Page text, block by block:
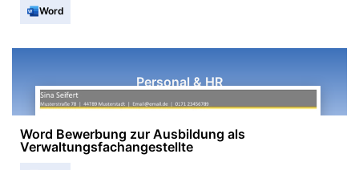
Word
Personal & HR
Word Bewerbung zur Ausbildung als
Verwaltungsfachangestellte